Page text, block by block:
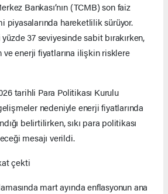
Bankası’nın (TCMB) son faiz
piyasalarında hareketlilik sürüyor.
37 seviyesinde sabit bırakırken,
ve enerji fiyatlarına ilişkin risklere
tarihli Para Politikası Kurulu
nedeniyle enerji fiyatlarında
belirtilirken, sıkı para politikası
mesajı verildi.
çekti
mart ayında enflasyonun ana